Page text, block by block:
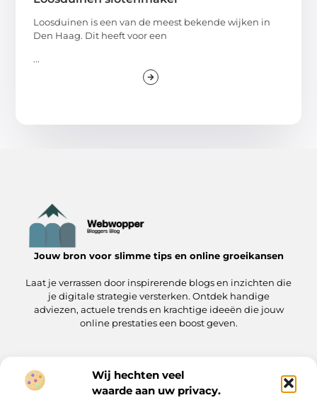
Wij hechten veel
waarde aan uw privacy.
Loosduinen is een van de meest bekende wijken in
Den Haag. Dit heeft voor een
...
Jouw bron voor slimme tips en online groeikansen
Laat je verrassen door inspirerende blogs en inzichten die
je digitale strategie versterken. Ontdek handige
adviezen, actuele trends en krachtige ideeën die jouw
online prestaties een boost geven.
Onze informatie